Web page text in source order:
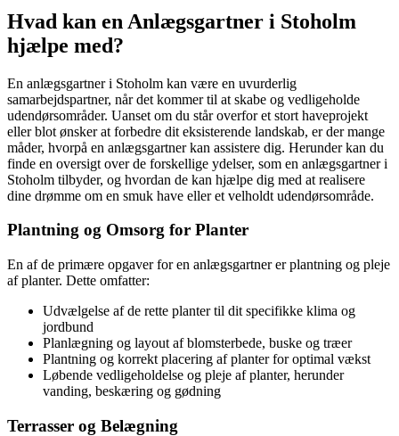
Hvad kan en Anlægsgartner i Stoholm
hjælpe med?
En anlægsgartner i Stoholm kan være en uvurderlig
samarbejdspartner, når det kommer til at skabe og vedligeholde
udendørsområder. Uanset om du står overfor et stort haveprojekt
eller blot ønsker at forbedre dit eksisterende landskab, er der mange
måder, hvorpå en anlægsgartner kan assistere dig. Herunder kan du
finde en oversigt over de forskellige ydelser, som en anlægsgartner i
Stoholm tilbyder, og hvordan de kan hjælpe dig med at realisere
dine drømme om en smuk have eller et velholdt udendørsområde.
Plantning og Omsorg for Planter
En af de primære opgaver for en anlægsgartner er plantning og pleje
af planter. Dette omfatter:
Udvælgelse af de rette planter til dit specifikke klima og
jordbund
Planlægning og layout af blomsterbede, buske og træer
Plantning og korrekt placering af planter for optimal vækst
Løbende vedligeholdelse og pleje af planter, herunder
vanding, beskæring og gødning
Terrasser og Belægning